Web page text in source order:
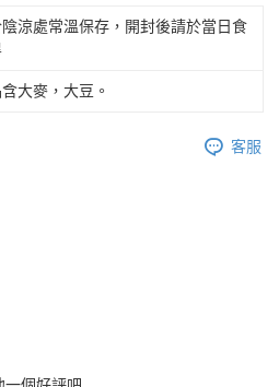
付款，方視為交易完成。
立刻繳費，但若您需要取消訂單，請聯絡
個人資料，並將交易相關給付款項請求債
覽以下網址：
將依據個別帳號之用戶狀況，依本公司即
涼處常溫保存，開封後請於當日食
大麥，大豆。
客服